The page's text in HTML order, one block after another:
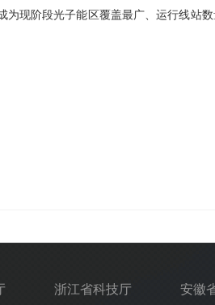
现阶段光子能区覆盖最广、运行线站
浙江省科技厅 安徽